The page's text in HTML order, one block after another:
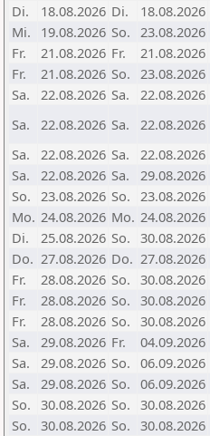
Di.
18.08.2026 Di. 18.08.2026
Mi.
19.08.2026 So. 23.08.2026
Fr.
21.08.2026 Fr. 21.08.2026
Fr.
21.08.2026 So. 23.08.2026
Sa.
22.08.2026 Sa. 22.08.2026
Sa.
22.08.2026 Sa. 22.08.2026
Sa.
22.08.2026 Sa. 22.08.2026
Sa.
22.08.2026 Sa. 29.08.2026
So. 23.08.2026 So. 23.08.2026
Mo. 24.08.2026 Mo. 24.08.2026
Di.
25.08.2026 So. 30.08.2026
Do. 27.08.2026 Do. 27.08.2026
Fr.
28.08.2026 So. 30.08.2026
Fr.
28.08.2026 So. 30.08.2026
Fr.
28.08.2026 So. 30.08.2026
Sa.
29.08.2026 Fr. 04.09.2026
Sa.
29.08.2026 So. 06.09.2026
Sa.
29.08.2026 So. 06.09.2026
So. 30.08.2026 So. 30.08.2026
So. 30.08.2026 So. 30.08.2026